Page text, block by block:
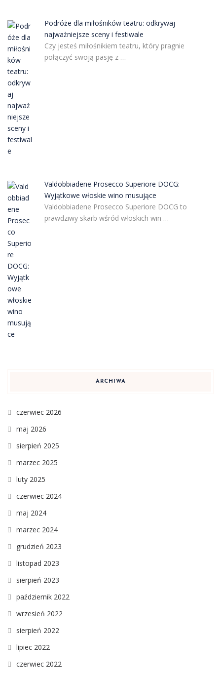
Podróże dla miłośników teatru: odkrywaj
najważniejsze sceny i festiwale
Czy jesteś miłośnikiem teatru, który pragnie
połączyć swoją pasję z …
Valdobbiadene Prosecco Superiore DOCG:
Wyjątkowe włoskie wino musujące
Valdobbiadene Prosecco Superiore DOCG to
prawdziwy skarb wśród włoskich win …
ARCHIWA
czerwiec 2026
maj 2026
sierpień 2025
marzec 2025
luty 2025
czerwiec 2024
maj 2024
marzec 2024
grudzień 2023
listopad 2023
sierpień 2023
październik 2022
wrzesień 2022
sierpień 2022
lipiec 2022
czerwiec 2022